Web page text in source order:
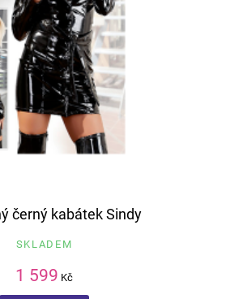
černý kabátek Sindy
SKLADEM
1 599 Kč